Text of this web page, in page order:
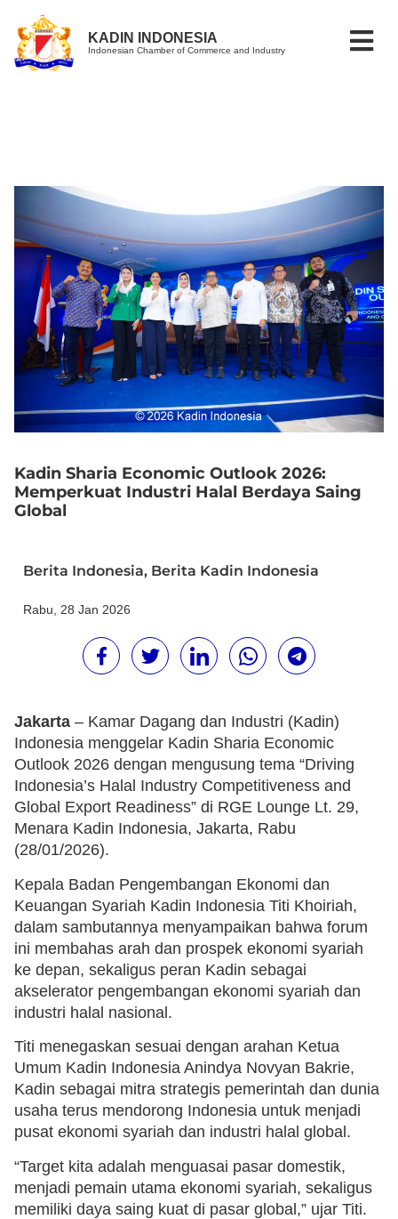
KADIN INDONESIA
Indonesian Chamber of Commerce and Industry
Kadin Sharia Economic Outlook 2026:
Memperkuat Industri Halal Berdaya Saing
Global
Berita Indonesia, Berita Kadin Indonesia
Rabu, 28 Jan 2026
Jakarta – Kamar Dagang dan Industri (Kadin)
Indonesia menggelar Kadin Sharia Economic
Outlook 2026 dengan mengusung tema “Driving
Indonesia’s Halal Industry Competitiveness and
Global Export Readiness” di RGE Lounge Lt. 29,
Menara Kadin Indonesia, Jakarta, Rabu
(28/01/2026).
Kepala Badan Pengembangan Ekonomi dan
Keuangan Syariah Kadin Indonesia Titi Khoiriah,
dalam sambutannya menyampaikan bahwa forum
ini membahas arah dan prospek ekonomi syariah
ke depan, sekaligus peran Kadin sebagai
akselerator pengembangan ekonomi syariah dan
industri halal nasional.
Titi menegaskan sesuai dengan arahan Ketua
Umum Kadin Indonesia Anindya Novyan Bakrie,
Kadin sebagai mitra strategis pemerintah dan dunia
usaha terus mendorong Indonesia untuk menjadi
pusat ekonomi syariah dan industri halal global.
“Target kita adalah menguasai pasar domestik,
menjadi pemain utama ekonomi syariah, sekaligus
memiliki daya saing kuat di pasar global,” ujar Titi.